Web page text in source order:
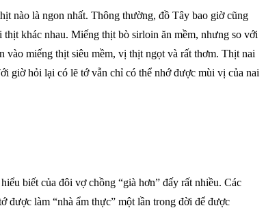
nào là ngon nhất. Thông thường, đồ Tây bao giờ cũng
khác nhau. Miếng thịt bò sirloin ăn mềm, nhưng so với
miếng thịt siêu mềm, vị thịt ngọt và rất thơm. Thịt nai
giờ hỏi lại có lẽ tớ vẫn chỉ có thể nhớ được mùi vị của nai
biết của đôi vợ chồng “già hơn” đấy rất nhiều. Các
được làm “nhà ẩm thực” một lần trong đời để được